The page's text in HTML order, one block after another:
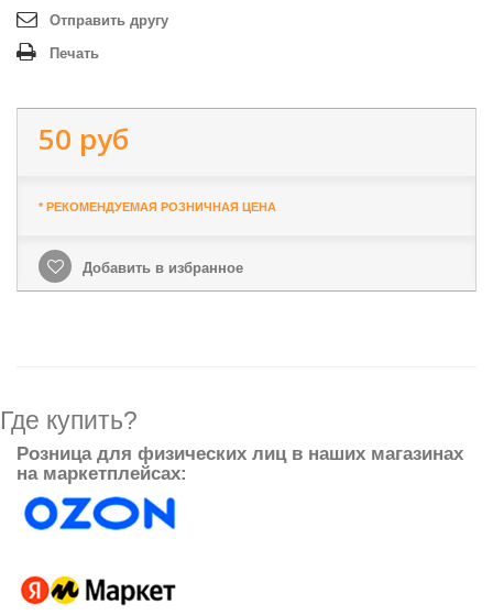
Отправить другу
Печать
50 руб
* РЕКОМЕНДУЕМАЯ РОЗНИЧНАЯ ЦЕНА
Добавить в избранное
Где купить?
Розница для физических лиц в наших магазинах
на маркетплейсах: